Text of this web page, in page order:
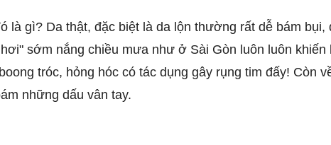
gì? Da thật, đặc biệt là da lộn thường rất dễ bám bụi,
sớm nắng chiều mưa như ở Sài Gòn luôn luôn khiến
tróc, hỏng hóc có tác dụng gây rụng tim đấy! Còn
những dấu vân tay.